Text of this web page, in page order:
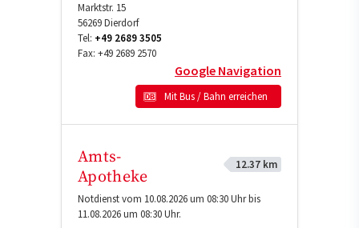
Marktstr. 15
56269Dierdorf
Tel: +49 2689 3505
Fax: +49 2689 2570
Google Navigation
Mit Bus / Bahn erreichen
Amts-
Apotheke
12.37 km
Notdienst vom 10.08.2026 um 08:30 Uhr bis
11.08.2026 um 08:30 Uhr.